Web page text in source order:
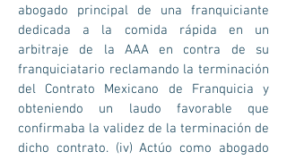
abogado principal de una franquiciante
dedicada a la comida rápida en un
arbitraje de la AAA en contra de su
franquiciatario reclamando la terminación
del Contrato Mexicano de Franquicia y
obteniendo un laudo favorable que
confirmaba la validez de la terminación de
dicho contrato. (iv) Actúo como abogado